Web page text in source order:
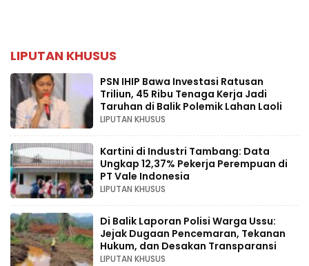
LIPUTAN KHUSUS
PSN IHIP Bawa Investasi Ratusan
Triliun, 45 Ribu Tenaga Kerja Jadi
Taruhan di Balik Polemik Lahan Laoli
LIPUTAN KHUSUS
Kartini di Industri Tambang: Data
Ungkap 12,37% Pekerja Perempuan di
PT Vale Indonesia
LIPUTAN KHUSUS
Di Balik Laporan Polisi Warga Ussu:
Jejak Dugaan Pencemaran, Tekanan
Hukum, dan Desakan Transparansi
LIPUTAN KHUSUS